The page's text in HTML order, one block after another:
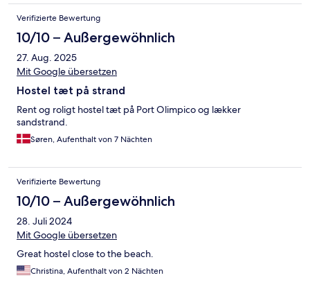
Verifizierte Bewertung
10/10 – Außergewöhnlich
27. Aug. 2025
Mit Google übersetzen
Hostel tæt på strand
Rent og roligt hostel tæt på Port Olimpico og lækker
sandstrand.
Søren, Aufenthalt von 7 Nächten
Verifizierte Bewertung
10/10 – Außergewöhnlich
28. Juli 2024
Mit Google übersetzen
Great hostel close to the beach.
Christina, Aufenthalt von 2 Nächten